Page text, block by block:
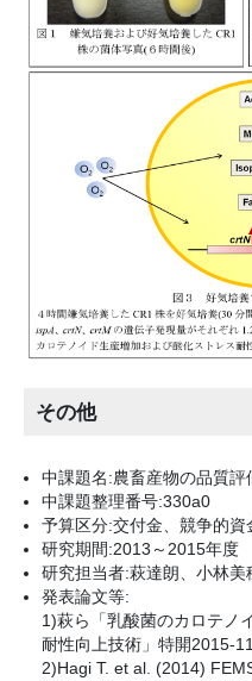
その他
中課題名:農畜産物の品質
中課題整理番号:330a0
予算区分:交付金、競争的資
研究期間:2013～2015年度
研究担当者:萩達朗、小林美
発表論文等:
1)萩ら「乳酸菌のカロテノ
耐性向上技術」特開2015-
2)Hagi T. et al. (2014)